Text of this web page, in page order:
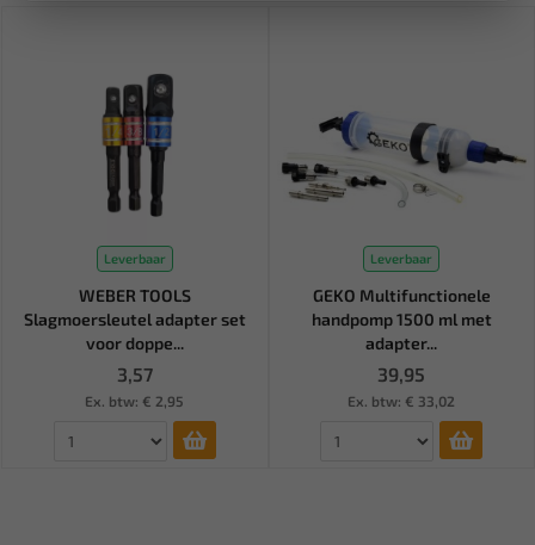
Leverbaar
WEBER TOOLS
Slagmoersleutel adapter set
voor doppe...
3,57
Ex. btw: € 2,95
Leverbaar
GEKO Multifunctionele
handpomp 1500 ml met
adapter...
39,95
Ex. btw: € 33,02